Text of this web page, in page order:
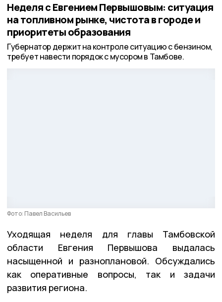
Неделя с Евгением Первышовым: ситуация
на топливном рынке, чистота в городе и
приоритеты образования
Губернатор держит на контроле ситуацию с бензином,
требует навести порядок с мусором в Тамбове.
Фото: Павел Васильев
Уходящая неделя для главы Тамбовской
области Евгения Первышова выдалась
насыщенной и разноплановой. Обсуждались
как оперативные вопросы, так и задачи
развития региона.